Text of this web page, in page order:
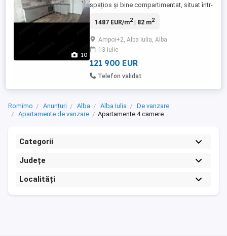
10
spațios și bine compartimentat, situat într-
Alba Iulia Ampoi 2, la intrarea în oraș, în
Mall.Suprafață utilă: 82mp + balcon 3
dormitoare Living 2 bai Bucătărie 3 spatii
de depozitare -Etaj: ...
1487 EUR/m2| 82 m2
Ampoi+2, Alba Iulia, Alba
13 iulie
121 900 EUR
Telefon validat
Romimo Anunțuri Alba Alba Iulia
De vanzare
Apartamente de vanzare
Apartamente 4 camere
Categorii
Județe
Localități